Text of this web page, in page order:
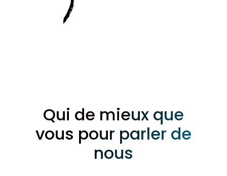
Qui de mieux que
vous pour parler de
nous